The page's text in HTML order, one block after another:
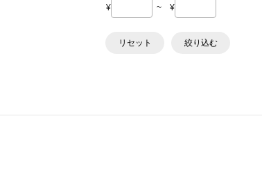
¥ ~ ¥
リセット 絞り込む